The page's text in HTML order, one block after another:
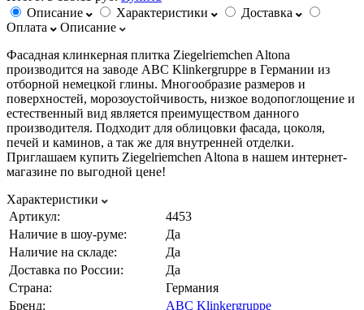
Описание
Характеристики
Доставка
Оплата
Описание
Фасадная клинкерная плитка Ziegelriemchen Altona
производится на заводе ABC Klinkergruppe в Германии из
отборной немецкой глины. Многообразие размеров и
поверхностей, морозоустойчивость, низкое водопоглощение и
естественный вид является преимуществом данного
производителя. Подходит для облицовки фасада, цоколя,
печей и каминов, а так же для внутренней отделки.
Приглашаем купить Ziegelriemchen Altona в нашем интернет-
магазине по выгодной цене!
Характеристики
Артикул:
4453
Наличие в шоу-руме:
Да
Наличие на складе:
Да
Доставка по России:
Да
Страна:
Германия
Бренд:
ABC Klinkergruppe